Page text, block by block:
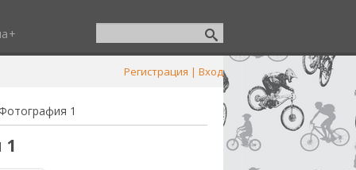
Регистрация | Вход
1